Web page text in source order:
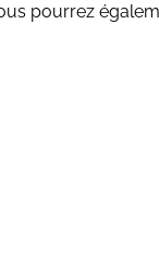
pourrez